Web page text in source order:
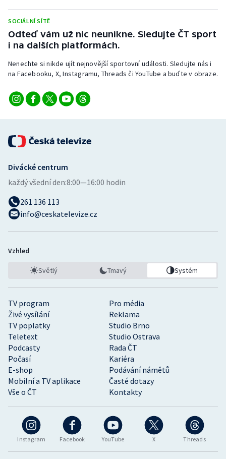
Triatlon
Veslování
Ostatní
SOCIÁLNÍ SÍTĚ
Odteď vám už nic neunikne. Sledujte ČT sport
i na dalších platformách.
Nenechte si nikde ujít nejnovější sportovní události. Sledujte nás i
na Facebooku, X, Instagramu, Threads či YouTube a buďte v obraze.
Instagram Facebook YouTube X Threads
TV program
Pro média
Živé vysílání
Reklama
TV poplatky
Studio Brno
Teletext
Studio Ostrava
Podcasty
Rada ČT
Počasí
Kariéra
E-shop
Podávání námětů
Mobilní a TV aplikace
Časté dotazy
Vše o ČT
Kontakty
Divácké centrum
každý všední den:8:00—16:00 hodin
261 136 113
info@ceskatelevize.cz
Vzhled
Světlý Tmavý Systém